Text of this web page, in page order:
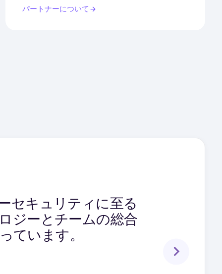
パートナーについて
セキュリティに至る
ジーとチームの総合
ています。
るマルチサイト機能
す。さらに、顧客は
失うことなく、これ
要としています。
リソフトウェアは、
立っています。